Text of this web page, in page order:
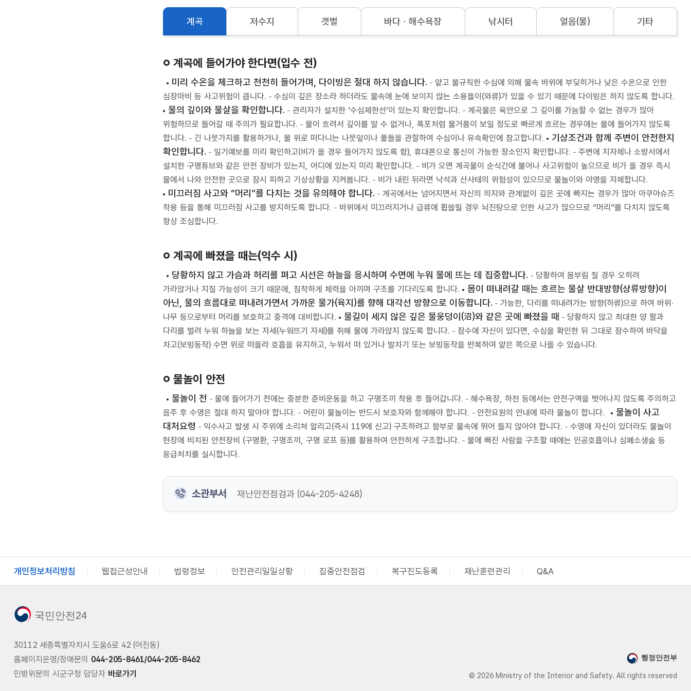
계곡
계곡에 들어가야 한다면(입수 전)
미리 수온을 체크하고 천천히 들어가며, 다이빙은 절대 하지 않습니다.
얕고 불규칙한 수심에 의해 물속 바위에 부딪히거나 낮은 수온으로 인한
심장마비 등 사고위험이 큽니다.
수심이 깊은 장소라 하더라도 물속에 눈에 보이지 않는 소용돌이(와류)가 있을 수 있기 때문에 다이빙은 하지 않도록 합니다.
물의 깊이와 물살을 확인합니다. 관리자가 설치한 ‘수심제한선’이 있는지 확인합니다.
계곡물은 육안으로 그 깊이를 가늠할 수 없는 경우가 많아
위험하므로 들어갈 때 주의가 필요합니다.
물이 흐려서 깊이를 알 수 없거나, 폭포처럼 물거품이 보일 정도로 빠르게 흐르는 경우에는 물에 들어가지 않도록
합니다.
긴 나뭇가지를 활용하거나, 물 위로 떠다니는 나뭇잎이나 풀들을 관찰하여 수심이나 유속확인에 참고합니다.
기상조건과 함께 주변이 안전한지
확인합니다.
일기예보를 미리 확인하고(비가 올 경우 들어가지 않도록 함), 휴대폰으로 통신이 가능한 장소인지 확인합니다.
주변에 지자체나 소방서에서
설치한 구명튜브와 같은 안전 장비가 있는지, 어디에 있는지 미리 확인합니다.
비가 오면 계곡물이 순식간에 불어나 사고위험이 높으므로 비가 올 경우 즉시
물에서 나와 안전한 곳으로 잠시 피하고 기상상황을 지켜봅니다.
비가 내린 뒤라면 낙석과 산사태의 위험성이 있으므로 물놀이와 야영을 자제합니다.
미끄러짐 사고와 “머리”를 다치는 것을 유의해야 합니다.
계곡에서는 넘어지면서 자신의 의지와 관계없이 깊은 곳에 빠지는 경우가 많아 아쿠아슈즈
착용 등을 통해 미끄러짐 사고를 방지하도록 합니다.
바위에서 미끄러지거나 급류에 휩쓸릴 경우 뇌진탕으로 인한 사고가 많으므로 “머리”를 다치지 않도록
항상 조심합니다.
계곡에 빠졌을 때는(익수 시)
당황하지 않고 가슴과 허리를 펴고 시선은 하늘을 응시하며 수면에 누워 물에 뜨는 데 집중합니다.
당황하여 몸부림 칠 경우 오히려
가라앉거나 지칠 가능성이 크기 때문에, 침착하게 체력을 아끼며 구조를 기다리도록 합니다.
몸이 떠내려갈 때는 흐르는 물살 반대방향(상류방향)이
아닌, 물의 흐름대로 떠내려가면서 가까운 물가(육지)를 향해 대각선 방향으로 이동합니다.
가능한, 다리를 떠내려가는 방향(하류)으로 하여 바위·
나무 등으로부터 머리를 보호하고 충격에 대비합니다.
물길이 세지 않은 깊은 물웅덩이(沼)와 같은 곳에 빠졌을 때
당황하지 않고 최대한 양 팔과
다리를 벌려 누워 하늘을 보는 자세(누워뜨기 자세)를 취해 물에 가라앉지 않도록 합니다.
잠수에 자신이 있다면, 수심을 확인한 뒤 그대로 잠수하여 바닥을
차고(보빙동작) 수면 위로 떠올라 호흡을 유지하고, 누워서 떠 있거나 발차기 또는 보빙동작을 반복하여 얕은 쪽으로 나올 수 있습니다.
저수지 갯벌 바다ㆍ해수욕장 낚시터 얼음(물) 기타
물놀이 안전
물놀이 전 물에 들어가기 전에는 충분한 준비운동을 하고 구명조끼 착용 후 들어갑니다.
해수욕장, 하천 등에서는 안전구역을 벗어나지 않도록 주의하고
음주 후 수영은 절대 하지 말아야 합니다.
어린이 물놀이는 반드시 보호자와 함께해야 합니다. 안전요원의 안내에 따라 물놀이 합니다.
물놀이 사고
대처요령
익수사고 발생 시 주위에 소리쳐 알리고(즉시 119에 신고) 구조하려고 함부로 물속에 뛰어 들지 않아야 합니다.
수영에 자신이 있더라도 물놀이
현장에 비치된 안전장비 (구명환, 구명조끼, 구명 로프 등)를 활용하여 안전하게 구조합니다.
물에 빠진 사람을 구조할 때에는 인공호흡이나 심폐소생술 등
응급처치를 실시합니다.
소관부서 재난안전점검과 (044-205-4248)
개인정보처리방침 웹접근성안내 법령정보 안전관리일일상황 집중안전점검 복구진도등록 재난훈련관리 Q&A
국민안전24
30112 세종특별자치시 도움6로 42 (어진동)
홈페이지운영/장애문의 044-205-8461/044-205-8462
민방위문의 시군구청 담당자 바로가기
행정안전부
© 2026 Ministry of the Interior and Safety. All rights reserved